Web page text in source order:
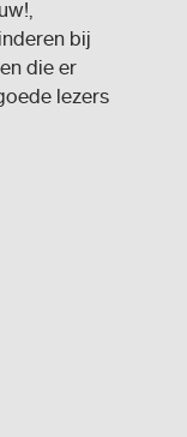
bij
die er
lezers